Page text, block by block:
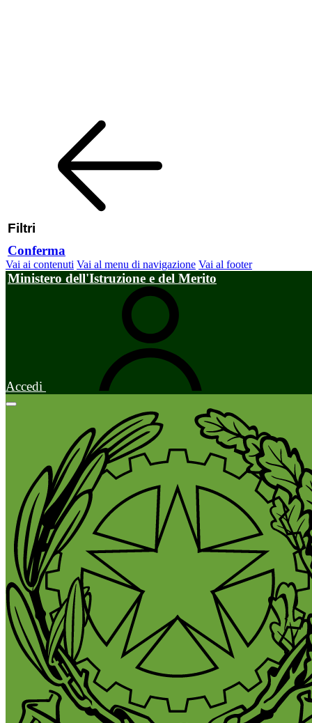
Filtri
Conferma
Vai ai contenuti Vai al menu di navigazione Vai al footer
Ministero dell'Istruzione e del Merito
Accedi